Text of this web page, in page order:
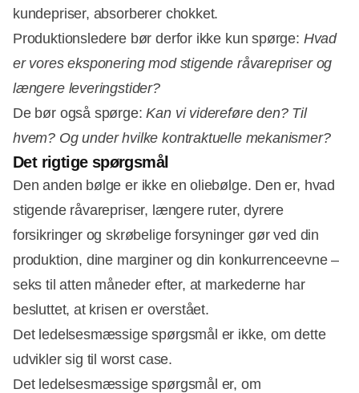
kundepriser, absorberer chokket.
Produktionsledere bør derfor ikke kun spørge: Hvad
er vores eksponering mod stigende råvarepriser og
længere leveringstider?
De bør også spørge:Kan vi videreføre den? Til
hvem? Og under hvilke kontraktuelle mekanismer?
Det rigtige spørgsmål
Den anden bølge er ikke en oliebølge. Den er, hvad
stigende råvarepriser, længere ruter, dyrere
forsikringer og skrøbelige forsyninger gør ved din
produktion, dine marginer og din konkurrenceevne –
seks til atten måneder efter, at markederne har
besluttet, at krisen er overstået.
Det ledelsesmæssige spørgsmål er ikke, om dette
udvikler sig til worst case.
Det ledelsesmæssige spørgsmål er, om